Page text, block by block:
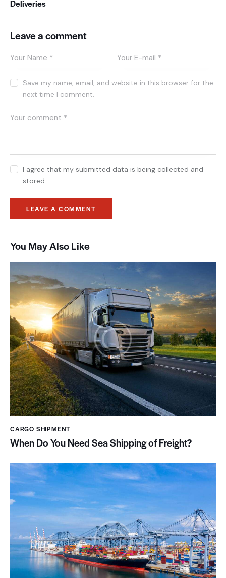
Deliveries
Leave a comment
Save my name, email, and website in this browser for the
next time I comment.
I agree that my submitted data is being collected and
stored.
You May Also Like
CARGO SHIPMENT
When Do You Need Sea Shipping of Freight?